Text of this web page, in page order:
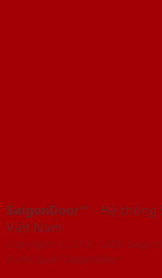
SaigonDoor™ - Hệ thống
Việt Nam
Copyright ⓒ 2016 – 2026
vị chủ quản SaigonDoor